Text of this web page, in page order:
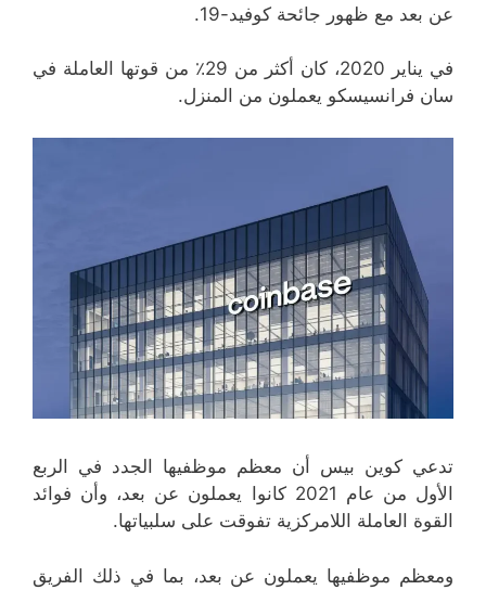
عن بعد مع ظهور جائحة كوفيد-19.
في يناير 2020، كان أكثر من 29٪ من قوتها العاملة في
سان فرانسيسكو يعملون من المنزل.
تدعي كوين بيس أن معظم موظفيها الجدد في الربع
الأول من عام 2021 كانوا يعملون عن بعد، وأن فوائد
القوة العاملة اللامركزية تفوقت على سلبياتها.
ومعظم موظفيها يعملون عن بعد، بما في ذلك الفريق